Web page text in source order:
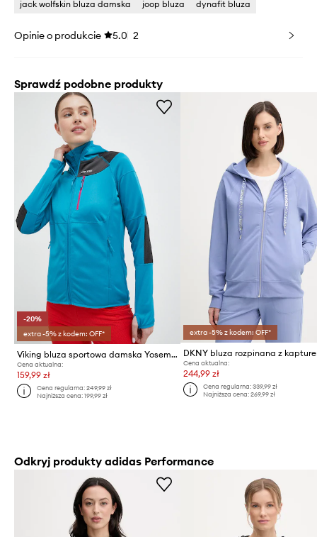
jack wolfskin bluza damska
joop bluza dynafit bluza
Opinie o produkcie 5.0 2
Sprawdź podobne produkty
-20%
extra -5% z kodem: OFF*
Viking bluza sportowa damska Yosemite
Cena aktualna:
159,99 zł
Cena regularna:249,99 zł
Najniższa cena:199,99 zł
extra -5% z kodem: OFF*
Cena aktualna:
244,99 zł
Cena regularna: 339,99 zł
Najniższa cena: 269,99 zł
Odkryj produkty adidas Performance